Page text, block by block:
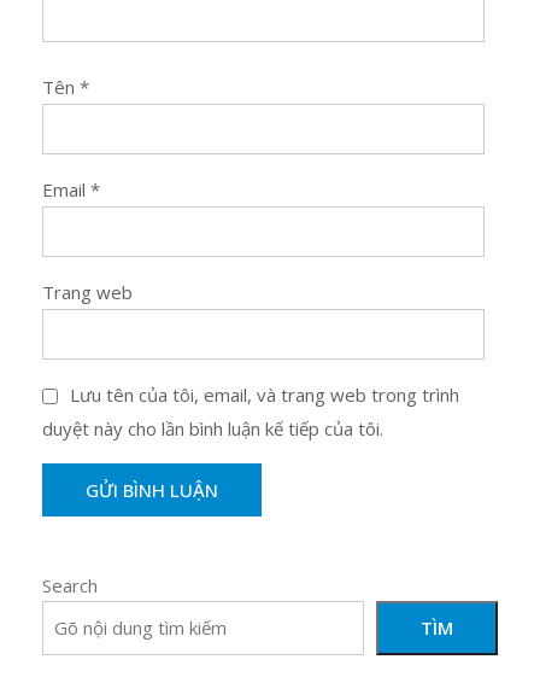
Tên *
Email *
Trang web
Lưu tên của tôi, email, và trang web trong trình
duyệt này cho lần bình luận kế tiếp của tôi.
Search
TÌM